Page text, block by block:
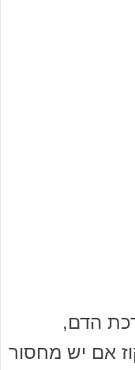
הדם,
אם יש מחסור